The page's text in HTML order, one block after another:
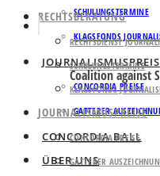
SCHULUNGSTERMINE
KLAGSFONDS
CONCORDIA PREISE
GATTERER
CONCORDIA BALL
ÜBER UNS
RECHTSBERATUNG
RECHTSDIENST
SCHULUNGSTERMINE
KLAGSFONDS
JOURNALISMUSPREISE
CONCORDIA PREISE
GATTERER
Coalition against